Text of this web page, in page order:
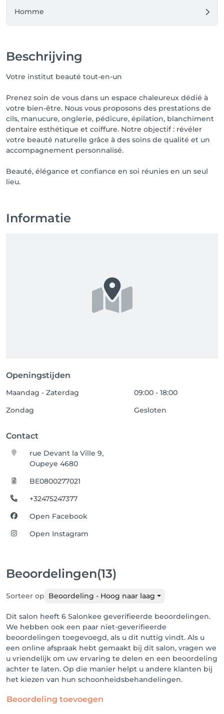
Homme
Beschrijving
Votre institut beauté tout-en-un
Prenez soin de vous dans un espace chaleureux dédié à
votre bien-être. Nous vous proposons des prestations de
cils, manucure, onglerie, pédicure, épilation, blanchiment
dentaire esthétique et coiffure. Notre objectif : révéler
votre beauté naturelle grâce à des soins de qualité et un
accompagnement personnalisé.
Beauté, élégance et confiance en soi réunies en un seul
lieu.
Informatie
Openingstijden
Maandag - Zaterdag
09:00 - 18:00
Zondag
Gesloten
Contact
rue Devant la Ville 9,
Oupeye 4680
BE0800277021
+32475247377
Open Facebook
Open Instagram
Beoordelingen(13)
Sorteer op Beoordeling - Hoog naar laag
Dit salon heeft 6 Salonkee geverifieerde beoordelingen.
We hebben ook een paar niet-geverifieerde
beoordelingen toegevoegd, als u dit nuttig vindt. Als u
een online afspraak hebt gemaakt bij dit salon, vragen we
u vriendelijk om uw ervaring te delen en een beoordeling
achter te laten. Op die manier helpt u andere klanten bij
het kiezen van hun schoonheidsbehandelingen.
Beoordeling toevoegen